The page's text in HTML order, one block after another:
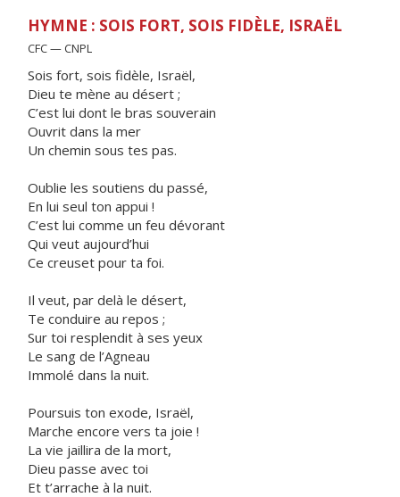
HYMNE : SOIS FORT, SOIS FIDÈLE, ISRAËL
CFC — CNPL
Sois fort, sois fidèle, Israël,
Dieu te mène au désert ;
C’est lui dont le bras souverain
Ouvrit dans la mer
Un chemin sous tes pas.
Oublie les soutiens du passé,
En lui seul ton appui !
C’est lui comme un feu dévorant
Qui veut aujourd’hui
Ce creuset pour ta foi.
Il veut, par delà le désert,
Te conduire au repos ;
Sur toi resplendit à ses yeux
Le sang de l’Agneau
Immolé dans la nuit.
Poursuis ton exode, Israël,
Marche encore vers ta joie !
La vie jaillira de la mort,
Dieu passe avec toi
Et t’arrache à la nuit.